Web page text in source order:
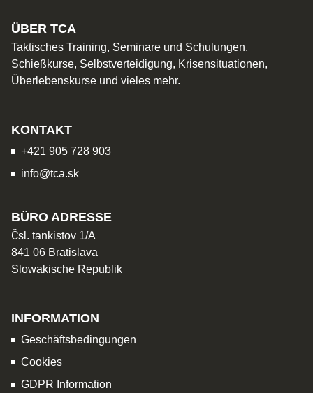
ÜBER TCA
Taktisches Training, Seminare und Schulungen.
Schießkurse, Selbstverteidigung, Krisensituationen,
Überlebenskurse und vieles mehr.
KONTAKT
+421 905 728 903
info@tca.sk
BÜRO ADRESSE
Čsl. tankistov 1/A
841 06 Bratislava
Slowakische Republik
INFORMATION
Geschäftsbedingungen
Cookies
GDPR Information